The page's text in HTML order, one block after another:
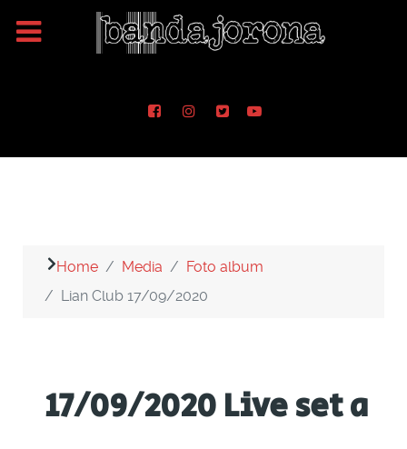
Home Media
Foto album
Lian Club 17/09/2020
17/09/2020 Live set a